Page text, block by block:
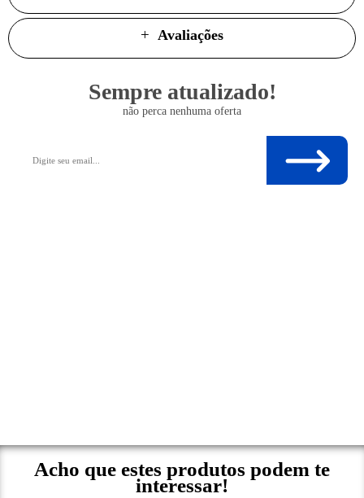
Avaliações
Sempre atualizado!
não perca nenhuma oferta
Acho que estes produtos podem te
interessar!